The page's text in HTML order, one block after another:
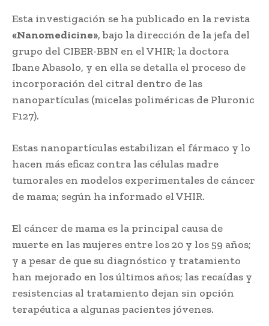
Esta investigación se ha publicado en la revista
«Nanomedicine», bajo la dirección de la jefa del
grupo del CIBER-BBN en el VHIR; la doctora
Ibane Abasolo, y en ella se detalla el proceso de
incorporación del citral dentro de las
nanopartículas (micelas poliméricas de Pluronic
F127).
Estas nanopartículas estabilizan el fármaco y lo
hacen más eficaz contra las células madre
tumorales en modelos experimentales de cáncer
de mama; según ha informado el VHIR.
El cáncer de mama es la principal causa de
muerte en las mujeres entre los 20 y los 59 años;
y a pesar de que su diagnóstico y tratamiento
han mejorado en los últimos años; las recaídas y
resistencias al tratamiento dejan sin opción
terapéutica a algunas pacientes jóvenes.